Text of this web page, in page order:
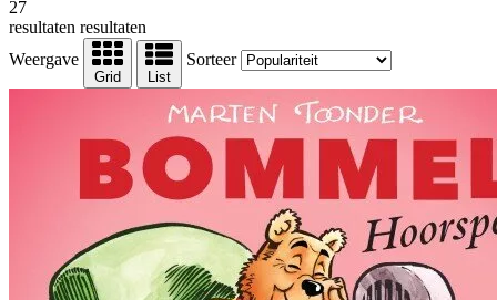
27
resultaten resultaten
Weergave
Grid List
Sorteer